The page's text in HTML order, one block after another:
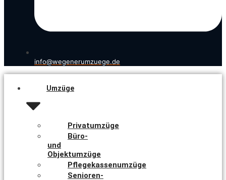
info@wegenerumzuege.de
Umzüge
Privatumzüge
Büro-
und
Objektumzüge
Pflegekassenumzüge
Senioren-